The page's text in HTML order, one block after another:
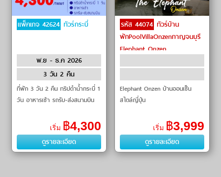
แพ็คเกจ 42624 ทัวร์กระบี่
พ.ย - ธ.ค 2026
3 วัน 2 คืน
ที่พัก 3 วัน 2 คืน ทริปดำน้ำกระบี่ 1
วัน อาหารเช้า รถรับ-ส่งสนามบิน
เริ่ม ฿4,300
ดูรายละเอียด
รหัส 44074 ทัวร์บ้าน
พักPoolVillaOnzenกาญจนบุรี
Elephant Onzen
Elephant Onzen บ้านออนเซ็น
สไตล์ญี่ปุ่น
เริ่ม ฿3,999
ดูรายละเอียด